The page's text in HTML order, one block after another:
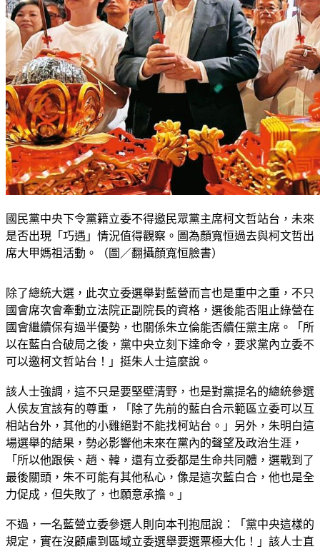
國民黨中央下令黨籍立委不得邀民眾黨主席柯文哲站台，未來
是否出現「巧遇」情況值得觀察。圖為顏寬恒過去與柯文哲出
席大甲媽祖活動。（圖／翻攝顏寬恒臉書）
除了總統大選，此次立委選舉對藍營而言也是重中之重，不只
國會席次會牽動立法院正副院長的資格，選後能否阻止綠營在
國會繼續保有過半優勢，也關係朱立倫能否續任黨主席。「所
以在藍白合破局之後，黨中央立刻下達命令，要求黨內立委不
可以邀柯文哲站台！」挺朱人士這麼說。
該人士強調，這不只是要堅壁清野，也是對黨提名的總統參選
人侯友宜該有的尊重，「除了先前的藍白合示範區立委可以互
相站台外，其他的小雞絕對不能找柯站台。」另外，朱明白這
場選舉的結果，勢必影響他未來在黨內的聲望及政治生涯，
「所以他跟侯、趙、韓，還有立委都是生命共同體，選戰到了
最後關頭，朱不可能有其他私心，像是這次藍白合，他也是全
力促成，但失敗了，也願意承擔。」
不過，一名藍營立委參選人則向本刊抱屈說：「黨中央這樣的
規定，實在沒顧慮到區域立委選舉要選票極大化！」該人士直